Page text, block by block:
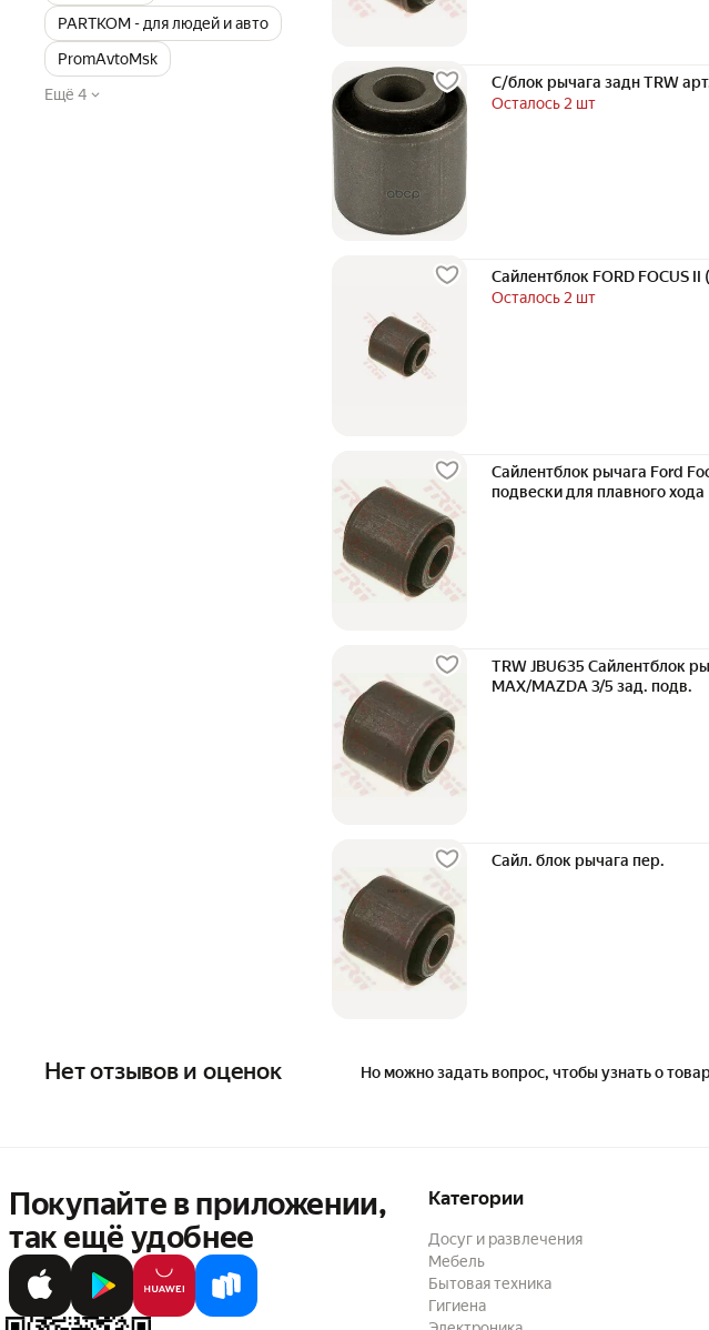
PARTKOM - для людей и авто
PromAvtoMsk
Ещё 4
С/блок рычага задн TRW
Осталось 2 шт
Сайлентблок FORD FOCUS II
Осталось 2 шт
Сайлентблок рычага Ford
подвески для плавного хода
TRW JBU635 Сайлентблок
MAX/MAZDA 3/5 зад. подв.
Сайл. блок рычага пер.
Нет отзывов и оценок Но можно задать вопрос, чтобы узнать о
Покупайте в приложении,
так ещё удобнее
Категории
Досуг и развлечения
Мебель
Бытовая техника
Гигиена